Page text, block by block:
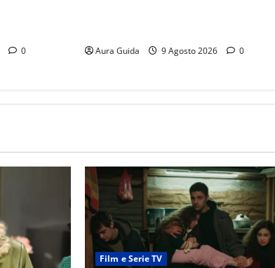
0 Aura Guida 9 Agosto 2026 0
Film e Serie TV